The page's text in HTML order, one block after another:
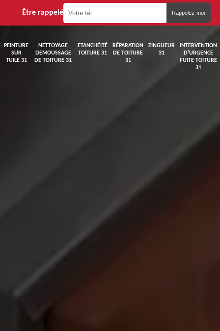
Être rappelé
PEINTURE
SUR
TUILE 31
NETTOYAGE
DEMOUSSAGE
DE TOITURE 31
ETANCHÉITÉ
TOITURE 31
RÉPARATION
DE TOITURE
31
ZINGUEUR
31
INTERVENTION
D'URGENCE
FUITE TOITURE
31